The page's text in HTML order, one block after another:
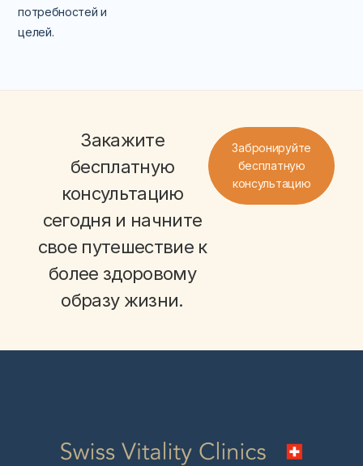
потребностей и
целей.
Закажите
бесплатную
консультацию
сегодня и начните
свое путешествие к
более здоровому
образу жизни.
Забронируйте
бесплатную
консультацию